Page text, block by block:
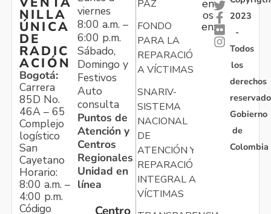
NILLA
ÚNICA
DE
RADIC
ACIÓN
Bogotá:
Carrera
85D No.
46A – 65
Complejo
logístico
San
Cayetano
Horario:
8:00 a.m. –
4:00 p.m.
Código
viernes
8:00 a.m. –
6:00 p.m.
Sábado,
Domingo y
Festivos
Auto
consulta
Puntos de
Atención y
Centros
Regionales
Unidad en
línea
PAZ
FONDO
PARA LA
REPARACIÓN
A VÍCTIMAS
SNARIV-
SISTEMA
NACIONAL
DE
ATENCIÓN Y
REPARACIÓN
INTEGRAL A
VÍCTIMAS
en
os
en:
2023
-
Todos
los
derechos
Gobierno
de
Colombia